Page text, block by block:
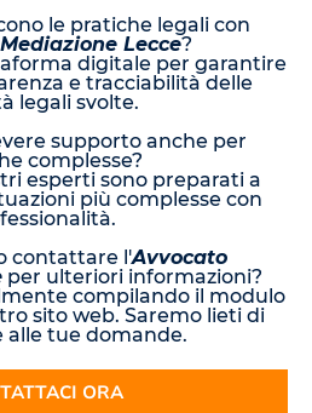
le pratiche legali con
Lecce?
digitale per garantire
e tracciabilità delle
legali svolte.
supporto anche per
complesse?
esperti sono preparati a
più complesse con
contattare l'Avvocato
per ulteriori informazioni?
compilando il modulo
sito web. Saremo lieti di
alle tue domande.
ORA